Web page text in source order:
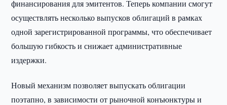
финансирования для эмитентов. Теперь компании смогут
осуществлять несколько выпусков облигаций в рамках
одной зарегистрированной программы, что обеспечивает
большую гибкость и снижает административные
издержки.
Новый механизм позволяет выпускать облигации
поэтапно, в зависимости от рыночной конъюнктуры и